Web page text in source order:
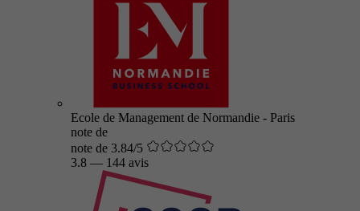
Ecole de Management de Normandie - Paris
note de
note de 3.84/5
3.8 — 144 avis